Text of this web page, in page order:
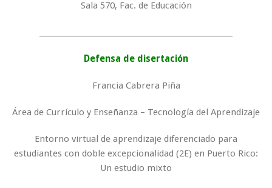
Sala 570, Fac. de Educación
Defensa de disertación
Francia Cabrera Piña
Área de Currículo y Enseñanza – Tecnología del Aprendizaje
Entorno virtual de aprendizaje diferenciado para
estudiantes con doble excepcionalidad (2E) en Puerto Rico:
Un estudio mixto